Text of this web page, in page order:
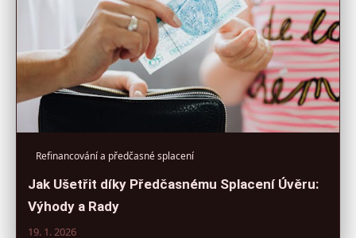
Refinancování a předčasné splacení
Jak Ušetřit díky Předčasnému Splacení Úvěru:
Výhody a Rady
19. 1. 2026